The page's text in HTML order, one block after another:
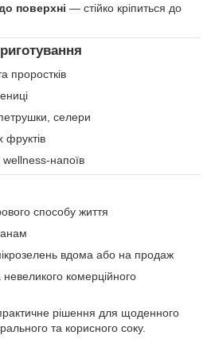
поверхні — стійко кріпиться до
проростків
селери
фруктів
wellness-напоїв
способу життя
вдома або на продаж
комерційного
рішення для щоденного
та корисного соку.